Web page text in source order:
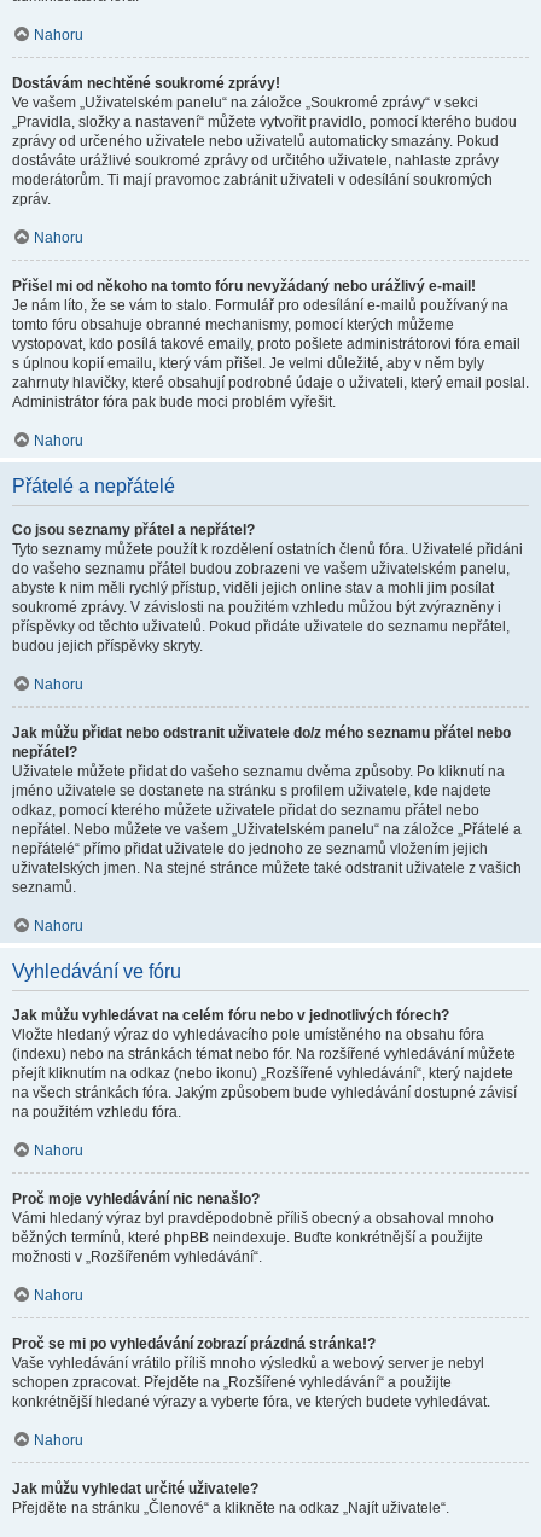
Nahoru
Dostávám nechtěné soukromé zprávy!
Ve vašem „Uživatelském panelu“ na záložce „Soukromé zprávy“ v sekci
„Pravidla, složky a nastavení“ můžete vytvořit pravidlo, pomocí kterého budou
zprávy od určeného uživatele nebo uživatelů automaticky smazány. Pokud
dostáváte urážlivé soukromé zprávy od určitého uživatele, nahlaste zprávy
moderátorům. Ti mají pravomoc zabránit uživateli v odesílání soukromých
zpráv.
Nahoru
Přišel mi od někoho na tomto fóru nevyžádaný nebo urážlivý e-mail!
Je nám líto, že se vám to stalo. Formulář pro odesílání e-mailů používaný na
tomto fóru obsahuje obranné mechanismy, pomocí kterých můžeme
vystopovat, kdo posílá takové emaily, proto pošlete administrátorovi fóra email
s úplnou kopií emailu, který vám přišel. Je velmi důležité, aby v něm byly
zahrnuty hlavičky, které obsahují podrobné údaje o uživateli, který email poslal.
Administrátor fóra pak bude moci problém vyřešit.
Nahoru
Přátelé a nepřátelé
Co jsou seznamy přátel a nepřátel?
Tyto seznamy můžete použít k rozdělení ostatních členů fóra. Uživatelé přidáni
do vašeho seznamu přátel budou zobrazeni ve vašem uživatelském panelu,
abyste k nim měli rychlý přístup, viděli jejich online stav a mohli jim posílat
soukromé zprávy. V závislosti na použitém vzhledu můžou být zvýrazněny i
příspěvky od těchto uživatelů. Pokud přidáte uživatele do seznamu nepřátel,
budou jejich příspěvky skryty.
Nahoru
Jak můžu přidat nebo odstranit uživatele do/z mého seznamu přátel nebo
nepřátel?
Uživatele můžete přidat do vašeho seznamu dvěma způsoby. Po kliknutí na
jméno uživatele se dostanete na stránku s profilem uživatele, kde najdete
odkaz, pomocí kterého můžete uživatele přidat do seznamu přátel nebo
nepřátel. Nebo můžete ve vašem „Uživatelském panelu“ na záložce „Přátelé a
nepřátelé“ přímo přidat uživatele do jednoho ze seznamů vložením jejich
uživatelských jmen. Na stejné stránce můžete také odstranit uživatele z vašich
seznamů.
Nahoru
Vyhledávání ve fóru
Jak můžu vyhledávat na celém fóru nebo v jednotlivých fórech?
Vložte hledaný výraz do vyhledávacího pole umístěného na obsahu fóra
(indexu) nebo na stránkách témat nebo fór. Na rozšířené vyhledávání můžete
přejít kliknutím na odkaz (nebo ikonu) „Rozšířené vyhledávání“, který najdete
na všech stránkách fóra. Jakým způsobem bude vyhledávání dostupné závisí
na použitém vzhledu fóra.
Nahoru
Proč moje vyhledávání nic nenašlo?
Vámi hledaný výraz byl pravděpodobně příliš obecný a obsahoval mnoho
běžných termínů, které phpBB neindexuje. Buďte konkrétnější a použijte
možnosti v „Rozšířeném vyhledávání“.
Nahoru
Proč se mi po vyhledávání zobrazí prázdná stránka!?
Vaše vyhledávání vrátilo příliš mnoho výsledků a webový server je nebyl
schopen zpracovat. Přejděte na „Rozšířené vyhledávání“ a použijte
konkrétnější hledané výrazy a vyberte fóra, ve kterých budete vyhledávat.
Nahoru
Jak můžu vyhledat určité uživatele?
Přejděte na stránku „Členové“ a klikněte na odkaz „Najít uživatele“.